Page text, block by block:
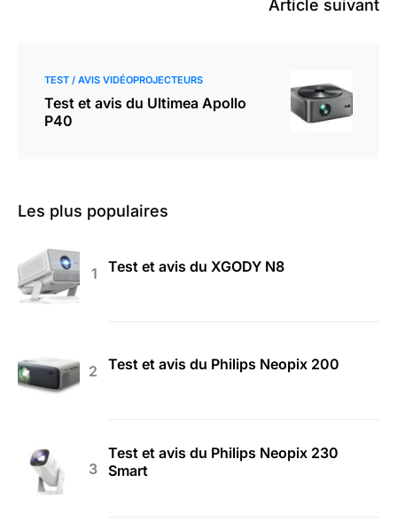
Article suivant
TEST / AVIS VIDÉOPROJECTEURS
Test et avis du Ultimea Apollo
P40
Les plus populaires
Test et avis du XGODY N8
Test et avis du Philips Neopix 200
Test et avis du Philips Neopix 230
Smart